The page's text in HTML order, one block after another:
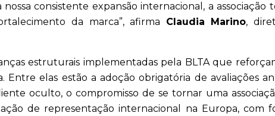
consistente expansão internacional, a associação
da marca”, afirma Claudia Marino,
estruturais implementadas pela BLTA que
Entre elas estão a adoção obrigatória de avaliações
oculto, o compromisso de se tornar uma
de representação internacional na Europa, com